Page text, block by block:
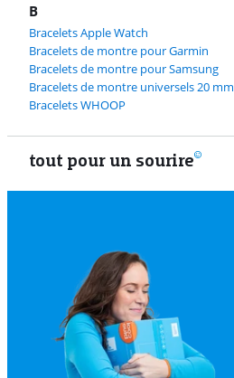
B
Bracelets Apple Watch
Bracelets de montre pour Garmin
Bracelets de montre pour Samsung
Bracelets de montre universels 20 mm
Bracelets WHOOP
tout pour un sourire